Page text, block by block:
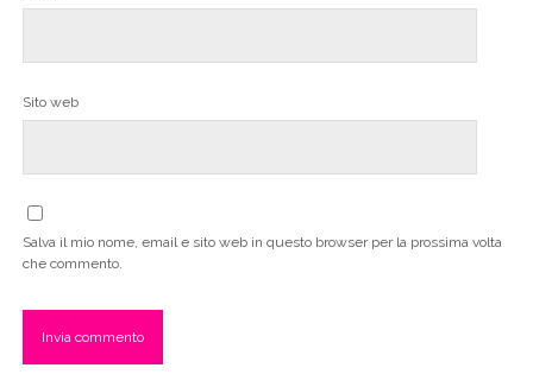
Sito web
Salva il mio nome, email e sito web in questo browser per la prossima volta
che commento.